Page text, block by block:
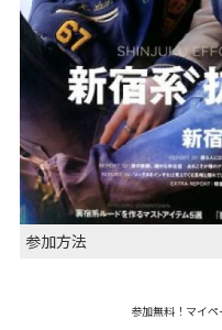
参加方法
参加無料！マイ